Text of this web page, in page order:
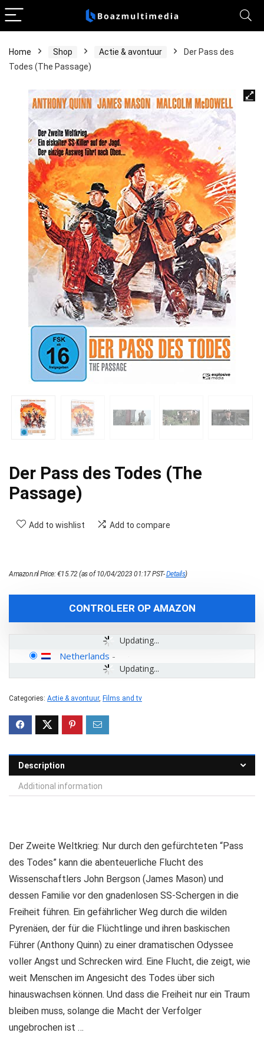
Home Shop Actie & avontuur
Der Pass des
Todes (The Passage)
Der Pass des Todes (The
Passage)
Add to wishlist Add to compare
Amazon.nl Price:€15.72 (as of 10/04/2023 01:17 PST-Details)
CONTROLEER OP AMAZON
Updating...
Updating...
Netherlands -
Categories: Actie & avontuur, Films and tv
Description
Additional information
Der Zweite Weltkrieg: Nur durch den gefürchteten “Pass
des Todes” kann die abenteuerliche Flucht des
Wissenschaftlers John Bergson (James Mason) und
dessen Familie vor den gnadenlosen SS-Schergen in die
Freiheit führen. Ein gefährlicher Weg durch die wilden
Pyrenäen, der für die Flüchtlinge und ihren baskischen
Führer (Anthony Quinn) zu einer dramatischen Odyssee
voller Angst und Schrecken wird. Eine Flucht, die zeigt, wie
weit Menschen im Angesicht des Todes über sich
hinauswachsen können. Und dass die Freiheit nur ein Traum
bleiben muss, solange die Macht der Verfolger
ungebrochen ist …